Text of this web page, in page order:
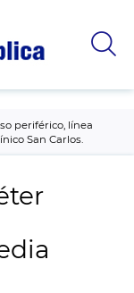
periférico, línea
San Carlos.